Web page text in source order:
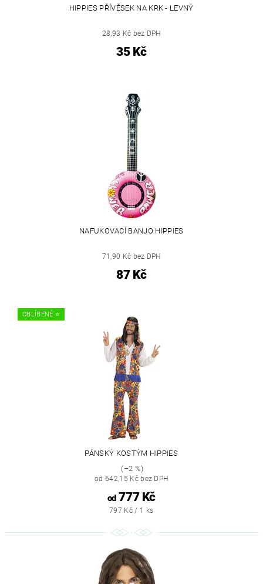
HIPPIES PŘÍVĚSEK NA KRK - LEVNÝ
28,93 Kč bez DPH
35 Kč
NAFUKOVACÍ BANJO HIPPIES
71,90 Kč bez DPH
87 Kč
OBLÍBENÉ ⭐️
PÁNSKÝ KOSTÝM HIPPIES
(–2 %)
od 642,15 Kč bez DPH
od777 Kč
797 Kč / 1 ks